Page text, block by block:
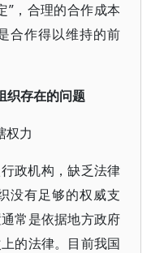
”，合理的合作成本
合作得以维持的前
织存在的问题
权力
政机构，缺乏法律
没有足够的权威支
常是依据地方政府
的法律。目前我国